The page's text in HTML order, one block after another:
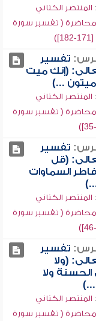
المنتصر الكتاني
( تفسير سورة
تفسير
(إنك ميت
...)
المنتصر الكتاني
( تفسير سورة
تفسير
(قل
السماوات
المنتصر الكتاني
( تفسير سورة
تفسير
(ولا
ولا
المنتصر الكتاني
( تفسير سورة